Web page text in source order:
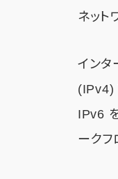
ネット
インタ
(IPv4)
IPv6
ークフ